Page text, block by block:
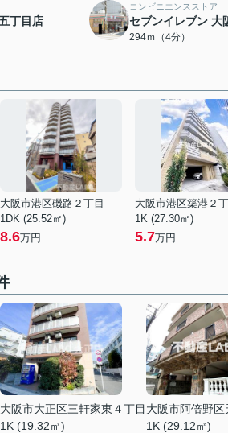
丁目店
コンビニエンスストア
セブンイレブン 大
294ｍ（4分）
大阪市港区磯路２丁目
1DK (25.52㎡)
8.6万円
大阪市港区築港２
1K (27.30㎡)
5.7万円
大阪市大正区三軒家東４丁目
1K (19.32㎡)
大阪市阿倍野区
1K (29.12㎡)